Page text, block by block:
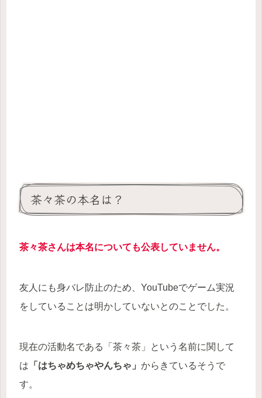
茶々茶の本名は？
茶々茶さんは本名についても公表していません。
友人にも身バレ防止のため、YouTubeでゲーム実況
をしていることは明かしていないとのことでした。
現在の活動名である「茶々茶」という名前に関して
は 「はちゃめちゃやんちゃ」 からきているそうで
す。